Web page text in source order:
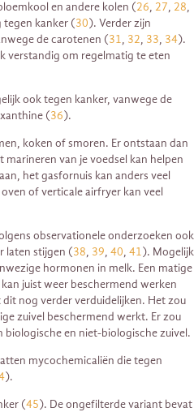
en andere kolen (26, 27, 28,
tegen kanker (30). Verder zijn
de carotenen (31, 32, 33, 34).
verstandig om regelmatig te eten
ook tegen kanker, vanwege de
(36).
koken of smoren. Er ontstaan dan
van je voedsel kan helpen
het gasfornuis kan anders veel
of verticale airfryer kan veel
observationele onderzoeken ook
laten stijgen (38, 39, 40, 41). Mogelijk
hormonen in melk. Een matige
juist weer beschermend werken
nog verder verduidelijken. Het zou
zuivel beschermend werkt. Er zou
biologische en niet-biologische zuivel.
mycochemicaliën die tegen
).
(45). De ongefilterde variant bevat